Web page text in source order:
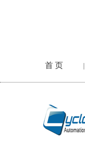
首 页 |